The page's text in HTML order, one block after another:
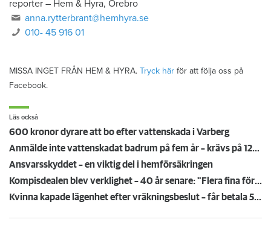
reporter – Hem & Hyra, Örebro
anna.rytterbrant@hemhyra.se
010- 45 916 01
MISSA INGET FRÅN HEM & HYRA. Tryck här för att följa oss på
Facebook.
Läs också
600 kronor dyrare att bo efter vattenskada i Varberg
Anmälde inte vattenskadat badrum på fem år – krävs på 125 000 kronor
Ansvarsskyddet – en viktig del i hemförsäkringen
Kompisdealen blev verklighet – 40 år senare: "Flera fina fördelar med att dela bostad"
Kvinna kapade lägenhet efter vräkningsbeslut – får betala 50 000